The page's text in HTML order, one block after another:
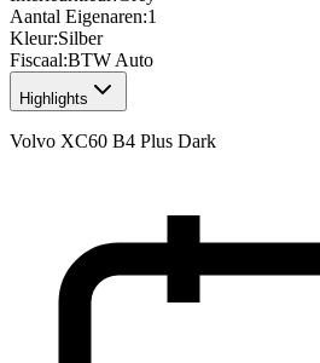
Aantal Eigenaren:1
Kleur:Silber
Fiscaal:BTW Auto
Highlights
Volvo XC60 B4 Plus Dark